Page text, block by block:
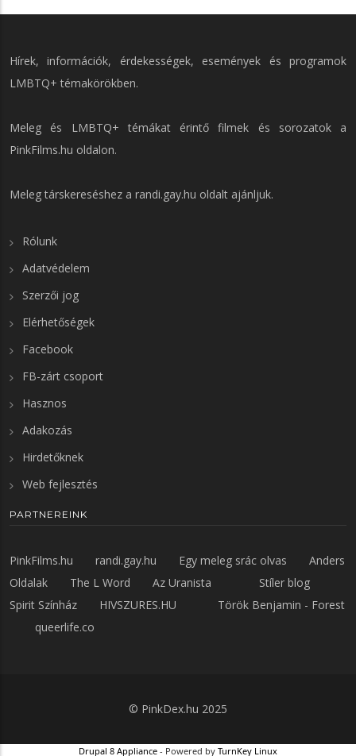
Hírek, információk, érdekességek, események és programok
LMBTQ+ témakörökben.
Meleg és LMBTQ+ témákat érintő filmek és sorozatok a
PinkFilms.hu oldalon.
Meleg társkereséshez a randi.gay.hu oldalt ajánljuk.
Rólunk
Adatvédelem
Szerzői jog
Elérhetőségek
Facebook
FB-zárt csoport
Hasznos
Adakozás
Hirdetőknek
Web fejlesztés
PARTNEREINK
PinkFilms.hu randi.gay.hu Egy meleg srác olvas
Anders
Oldalak
The L Word Az Uranista
Stíler blog
Spirit Színház
HIVSZURES.HU
Török Benjamin - Forest
queerlife.co
© PinkDex.hu 2025
Drupal 8 Appliance - Powered by TurnKey Linux